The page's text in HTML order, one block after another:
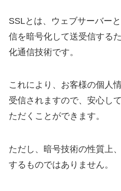
SSLとは、ウェブサーバー
信を暗号化して送受信する
化通信技術です。
これにより、お客様の個人
受信されますので、安心し
ただくことができます。
ただし、暗号技術の性質上
するものではありません。